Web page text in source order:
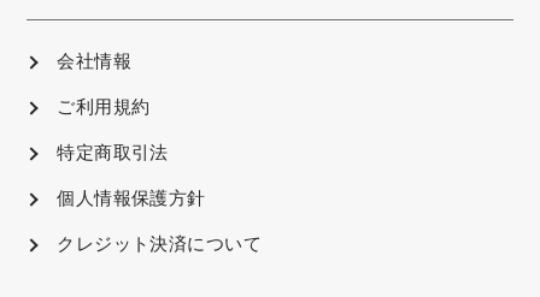
会社情報
ご利用規約
特定商取引法
個人情報保護方針
クレジット決済について